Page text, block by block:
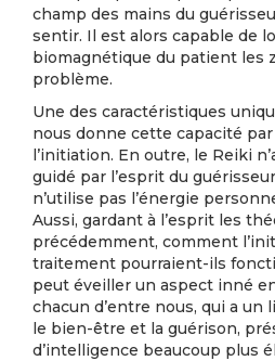
champ des mains du
sentir. Il est alors capable de
biomagnétique du patient les
problème.
Une des caractéristiques
nous donne cette capacité
l’initiation. En outre, le Reiki
guidé par l’esprit du
n’utilise pas l’énergie
Aussi, gardant à l’esprit les
précédemment, comment
traitement pourraient-ils
peut éveiller un aspect inné
chacun d’entre nous, qui a un
le bien-être et la guérison,
d’intelligence beaucoup plus